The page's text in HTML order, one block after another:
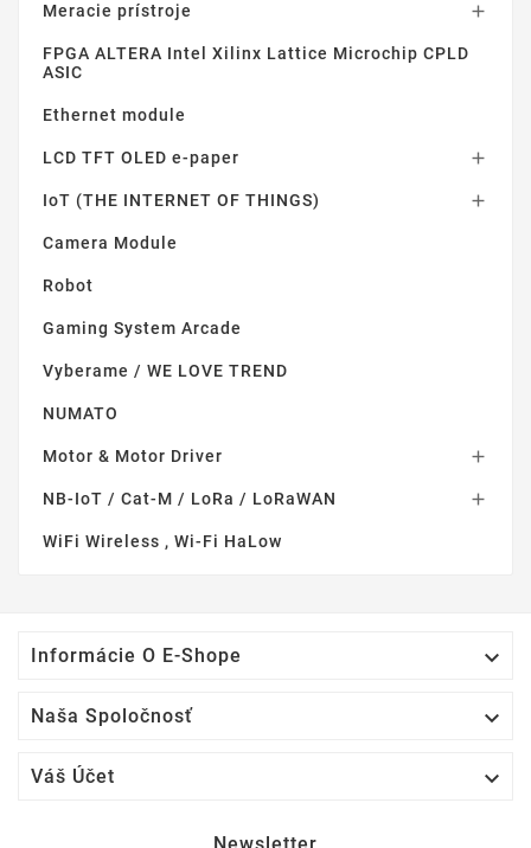
Meracie prístroje 
FPGA ALTERA Intel Xilinx Lattice Microchip CPLD
ASIC
Ethernet module
LCD TFT OLED e-paper 
IoT (THE INTERNET OF THINGS) 
Camera Module
Robot
Gaming System Arcade
Vyberame / WE LOVE TREND
NUMATO
Motor & Motor Driver 
NB-IoT / Cat-M / LoRa / LoRaWAN 
WiFi Wireless , Wi-Fi HaLow
Informácie O E-Shope 
Naša Spoločnosť 
Váš Účet 